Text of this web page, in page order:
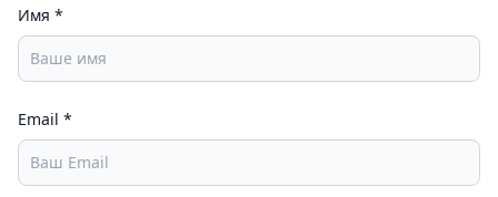
Имя *
Email *